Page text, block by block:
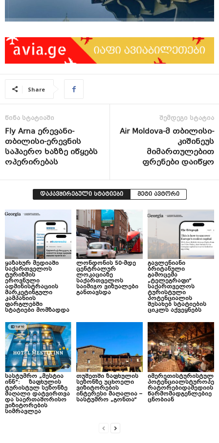
Share
წინა სტატიაში
Fly Arna ერევანი-
თბილისი-ერევნის
საჰაერო ხაზზე იწყებს
ოპერირებას
შემდეგი სტატია
Air Moldova-მ თბილისი-
კიშინეუს
მიმართულებით
ფრენები დაიწყო
დაკავშირებული სტატიები მეტი ავტორი
ყაზახურ მედიაში
საქართველოს
ტურიზმის
ეროვნული
ადმინისტრაციის
მარკეტინგული
კამპანიის
ფარგლებში
სტატიები მომზადდა
ლონდონის 50-მდე
ცენტრალურ
ლოკაციაზე
საქართველოს
საიმიჯო ვიზუალები
განთავსდა
გავლენიანი
ბრიტანული
გამოცემა
„ტელეგრაფი“
საქართველოს
ტურისტული
პოტენციალის
შესახებ სტატიების
ციკლს აქვეყნებს
სასტუმრო „მესტია
ინნ“: ზაფხულის
ტურისტულ სეზონზე
მაღალი დატვირთვა
და საერთაშორისო
ვიზიტორების
სიმრავლეა
თუშეთში ზაფხულის
სეზონზე უცხოელი
ვიზიტორების
ინტერესი მაღალია –
სასტუმრო „გონთა“
იმერეთისტურისტულ
პოტენციალსტუროპე
რატორებიდამედიის
წარმომადგენლებიე
ცნობიან